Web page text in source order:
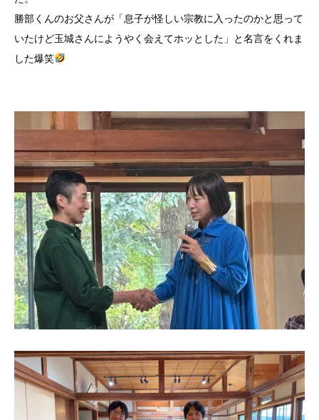
勝部くんのお父さんが「息子が怪しい宗教に入ったのかと思って
いたけど玉城さんにようやく会えてホッとした」と名言をくれま
した爆笑